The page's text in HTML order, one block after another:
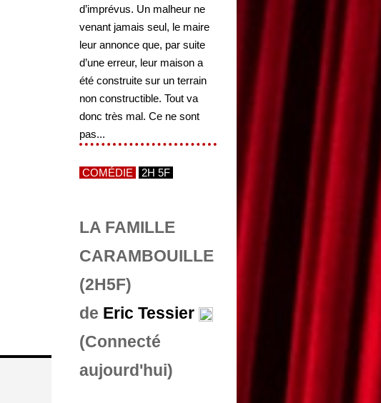
d’imprévus. Un malheur ne
venant jamais seul, le maire
leur annonce que, par suite
d’une erreur, leur maison a
été construite sur un terrain
non constructible. Tout va
donc très mal. Ce ne sont
pas...
COMÉDIE 2H 5F
LA FAMILLE
CARAMBOUILLE
(2H5F)
de Eric Tessier
(Connecté
aujourd'hui)